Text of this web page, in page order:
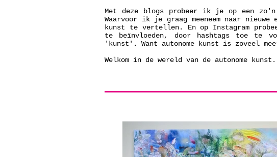
Met deze blogs probeer ik je op een
Waarvoor ik je graag meeneem naar
kunst te vertellen. En op Instagram
te beïnvloeden, door hashtags toe te
'kunst'. Want autonome kunst is zoveel
Welkom in de wereld van de autonome kunst.